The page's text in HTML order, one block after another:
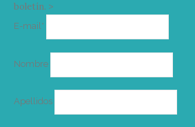
boletín. >
E-mail*
Nombre
Apellidos